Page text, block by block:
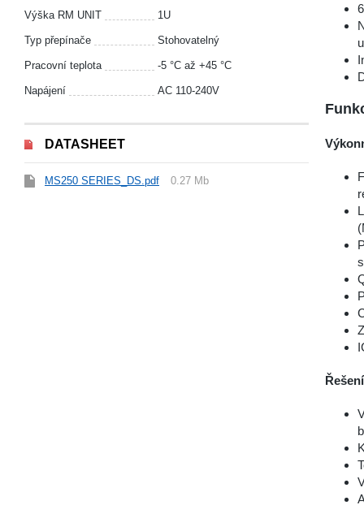
Výška RM UNIT 1U
Typ přepínače Stohovatelný
Pracovní teplota -5 °С až +45 °С
Napájení AC 110-240V
DATASHEET
MS250 SERIES_DS.pdf 0.27 Mb